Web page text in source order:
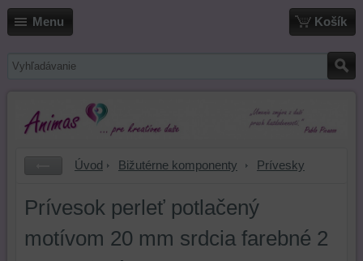
Menu Košík
Úvod Bižutérne komponenty Prívesky
Prívesok perleť potlačený
motívom 20 mm srdcia farebné 2